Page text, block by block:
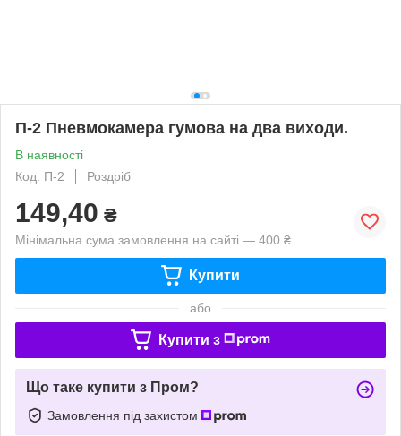
П-2 Пневмокамера гумова на два виходи.
В наявності
Код: П-2
Роздріб
149,40 ₴
Мінімальна сума замовлення на сайті — 400 ₴
Купити
або
Купити з
Що таке купити з Пром?
Замовлення під захистом